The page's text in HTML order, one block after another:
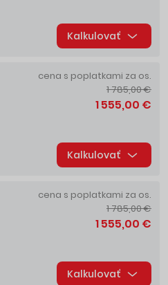
Kalkulovať
cena s poplatkami za os.
1 785,00 €
1 555,00 €
Kalkulovať
cena s poplatkami za os.
1 785,00 €
1 555,00 €
Kalkulovať